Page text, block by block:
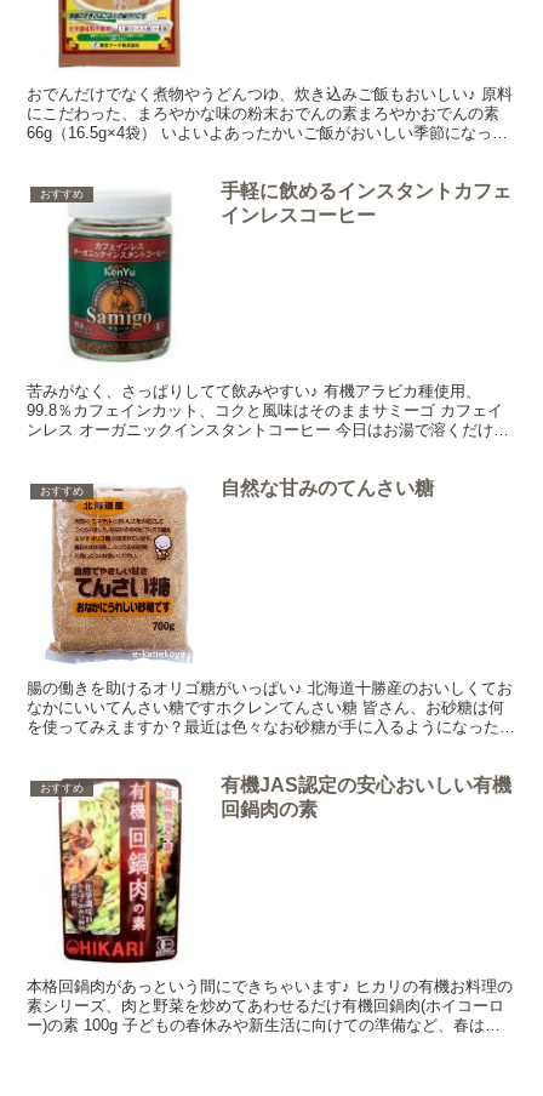
おでんだけでなく煮物やうどんつゆ、炊き込みご飯もおいしい♪ 原料
にこだわった、まろやかな味の粉末おでんの素まろやかおでんの素
66g（16.5g×4袋） いよいよあったかいご飯がおいしい季節になって
おすすめ
手軽に飲めるインスタントカフェ
インレスコーヒー
苦みがなく、さっぱりしてて飲みやすい♪ 有機アラビカ種使用、
99.8％カフェインカット、コクと風味はそのままサミーゴ カフェイ
ンレス オーガニックインスタントコーヒー 今日はお湯で溶くだけで
おすすめ 自然な甘みのてんさい糖
腸の働きを助けるオリゴ糖がいっぱい♪ 北海道十勝産のおいしくてお
なかにいいてんさい糖ですホクレンてんさい糖 皆さん、お砂糖は何
を使ってみえますか？最近は色々なお砂糖が手に入るようになったの
おすすめ
有機JAS認定の安心おいしい有機
回鍋肉の素
本格回鍋肉があっという間にできちゃいます♪ ヒカリの有機お料理の
素シリーズ、肉と野菜を炒めてあわせるだけ有機回鍋肉(ホイコーロ
ー)の素 100g 子どもの春休みや新生活に向けての準備など、春は